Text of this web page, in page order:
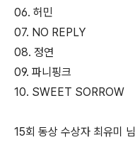
06. 허민
07. NO REPLY
08. 정연
09. 파니핑크
10. SWEET SORROW
15회 동상 수상자 최유미 님